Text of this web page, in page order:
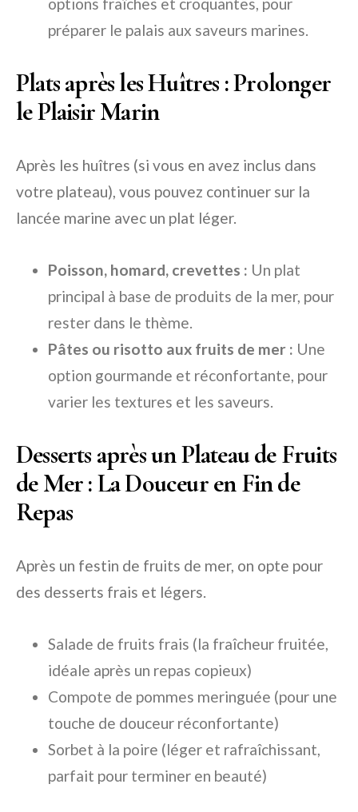
options fraîches et croquantes, pour
préparer le palais aux saveurs marines.
Plats après les Huîtres : Prolonger
le Plaisir Marin
Après les huîtres (si vous en avez inclus dans
votre plateau), vous pouvez continuer sur la
lancée marine avec un plat léger.
Poisson, homard, crevettes : Un plat
principal à base de produits de la mer, pour
rester dans le thème.
Pâtes ou risotto aux fruits de mer : Une
option gourmande et réconfortante, pour
varier les textures et les saveurs.
Desserts après un Plateau de Fruits
de Mer : La Douceur en Fin de
Repas
Après un festin de fruits de mer, on opte pour
des desserts frais et légers.
Salade de fruits frais (la fraîcheur fruitée,
idéale après un repas copieux)
Compote de pommes meringuée (pour une
touche de douceur réconfortante)
Sorbet à la poire (léger et rafraîchissant,
parfait pour terminer en beauté)